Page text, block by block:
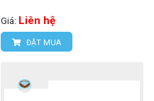
Giá: Liên hệ
ĐẶT MUA